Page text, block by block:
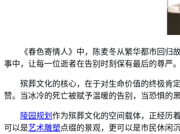
《春色寄情人》中，陈麦冬从繁华都市回
事中，让每一位逝者在告别时刻保有最后的尊严
殡葬文化的核心，在于对生命价值的终极肯
赞。当冰冷的死亡被赋予温暖的告别，当恐惧的
陵园规划作为殡葬文化的空间载体，正经历
可以是艺术雕塑点缀的景观，更可以是市民休闲